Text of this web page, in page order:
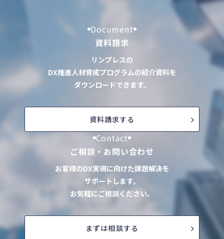
Document
資料請求
リンプレスの
DX推進人材育成プログラムの紹介資料を
ダウンロードできます。
資料請求する
Contact
ご相談・お問い合わせ
お客様のDX実現に向けた課題解決を
サポートします。
お気軽にご相談ください。
まずは相談する